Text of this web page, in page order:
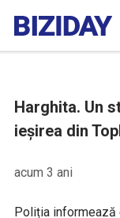
Harghita. Un
ieșirea din
acum 3 ani
Poliția informează